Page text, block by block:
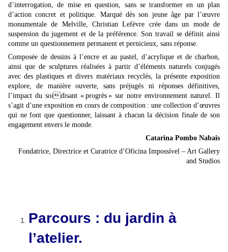
d’interrogation, de mise en question, sans se transformer en un plan
d’action concret et politique. Marqué dès son jeune âge par l’œuvre
monumentale de Melville, Christian Lefèvre crée dans un mode de
suspension du jugement et de la préférence. Son travail se définit ainsi
comme un questionnement permanent et pernicieux, sans réponse.
Composée de dessins à l’encre et au pastel, d’acrylique et de charbon,
ainsi que de sculptures réalisées à partir d’éléments naturels conjugés
avec des plastiques et divers matériaux recyclés, la présente exposition
explore, de manière ouverte, sans préjugés ni réponses définitives,
l’impact du soidisant « progrès » sur notre environnement naturel. Il
s’agit d’une exposition en cours de composition : une collection d’œuvres
qui ne font que questionner, laissant à chacun la décision finale de son
engagement envers le monde.
Catarina Pombo Nabais
Fondatrice, Directrice et Curatrice d’Oficina Impossível – Art Gallery
and Studios
Parcours : du jardin à
l’atelier.